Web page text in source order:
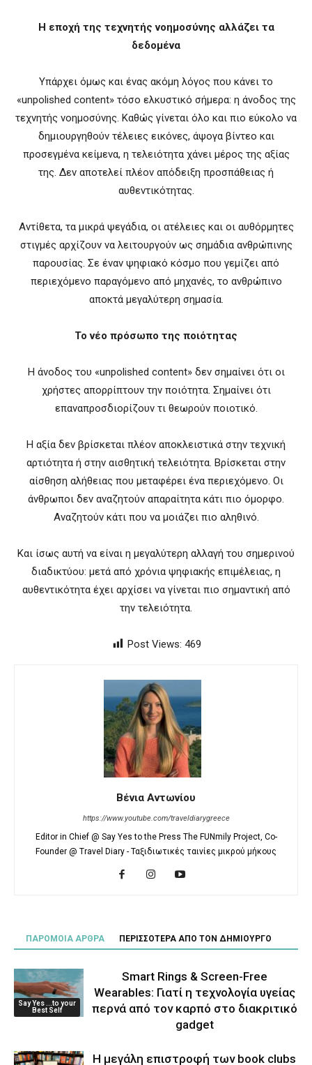
Η εποχή της τεχνητής νοημοσύνης αλλάζει τα
δεδομένα
Υπάρχει όμως και ένας ακόμη λόγος που κάνει το
«unpolished content» τόσο ελκυστικό σήμερα: η άνοδος της
τεχνητής νοημοσύνης. Καθώς γίνεται όλο και πιο εύκολο να
δημιουργηθούν τέλειες εικόνες, άψογα βίντεο και
προσεγμένα κείμενα, η τελειότητα χάνει μέρος της αξίας
της. Δεν αποτελεί πλέον απόδειξη προσπάθειας ή
αυθεντικότητας.
Αντίθετα, τα μικρά ψεγάδια, οι ατέλειες και οι αυθόρμητες
στιγμές αρχίζουν να λειτουργούν ως σημάδια ανθρώπινης
παρουσίας. Σε έναν ψηφιακό κόσμο που γεμίζει από
περιεχόμενο παραγόμενο από μηχανές, το ανθρώπινο
αποκτά μεγαλύτερη σημασία.
Το νέο πρόσωπο της ποιότητας
Η άνοδος του «unpolished content» δεν σημαίνει ότι οι
χρήστες απορρίπτουν την ποιότητα. Σημαίνει ότι
επαναπροσδιορίζουν τι θεωρούν ποιοτικό.
Η αξία δεν βρίσκεται πλέον αποκλειστικά στην τεχνική
αρτιότητα ή στην αισθητική τελειότητα. Βρίσκεται στην
αίσθηση αλήθειας που μεταφέρει ένα περιεχόμενο. Οι
άνθρωποι δεν αναζητούν απαραίτητα κάτι πιο όμορφο.
Αναζητούν κάτι που να μοιάζει πιο αληθινό.
Και ίσως αυτή να είναι η μεγαλύτερη αλλαγή του σημερινού
διαδικτύου: μετά από χρόνια ψηφιακής επιμέλειας, η
αυθεντικότητα έχει αρχίσει να γίνεται πιο σημαντική από
την τελειότητα.
Post Views: 469
Βένια Αντωνίου
https://www.youtube.com/traveldiarygreece
Editor in Chief @ Say Yes to the Press The FUNmily Project, Co-
Founder @ Travel Diary - Ταξιδιωτικές ταινίες μικρού μήκους
ΠΑΡΟΜΟΙΑ ΑΡΘΡΑ ΠΕΡΙΣΣΟΤΕΡΑ ΑΠΟ ΤΟΝ ΔΗΜΙΟΥΡΓΟ
Say Yes ...to your
Best Self
Smart Rings & Screen-Free
Wearables: Γιατί η τεχνολογία υγείας
περνά από τον καρπό στο διακριτικό
gadget
Η μεγάλη επιστροφή των book clubs